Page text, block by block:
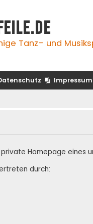
Tanz- und
Impressum
Homepage eines
durch: